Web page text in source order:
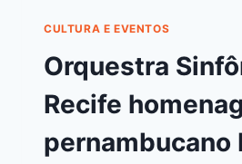
CULTURA E EVENTOS
Orquestra
Recife
pernambucano